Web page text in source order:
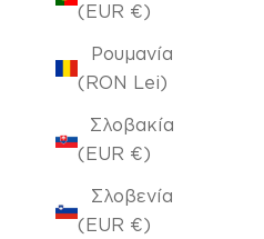
(EUR €)
Ρουμανία
(RON Lei)
Σλοβακία
(EUR €)
Σλοβενία
(EUR €)